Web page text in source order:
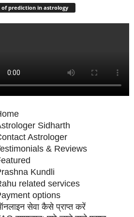
prediction in astrology
Sidharth
Astrologer
& Reviews
Kundli
related services
options
सेवा कैसे प्राप्‍त करें